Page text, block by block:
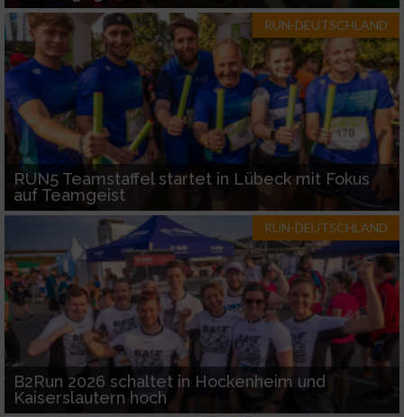
RUN-DEUTSCHLAND
RUN5 Teamstaffel startet in Lübeck mit Fokus
auf Teamgeist
RUN-DEUTSCHLAND
B2Run 2026 schaltet in Hockenheim und
Kaiserslautern hoch